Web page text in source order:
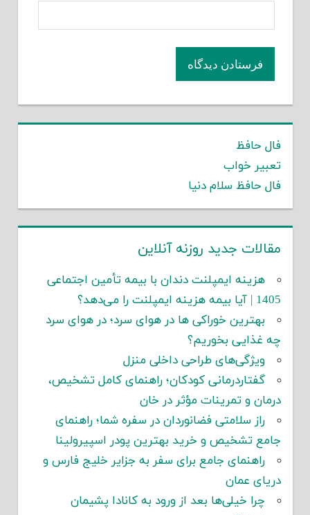
فال حافظ
تعبیر خواب
فال حافظ سلام دنیا
مقالات جدید روزنه آنلاین
هزینه ایمپلنت دندان با بیمه تأمین اجتماعی
1405 | آیا بیمه هزینه ایمپلنت را می‌دهد؟
بهترین خوراکی ها در هوای سرد؛ در هوای سرد
چه غذایی بخوریم؟
ویژگی‌های طراحی داخلی منزل
گفتاردرمانی کودکان؛ راهنمای کامل تشخیص،
درمان و تمرینات مؤثر در خان
راز سلامتی فضانوردان در سفره شما؛ راهنمای
جامع تشخیص و خرید بهترین پودر اسپیرولینا
راهنمای جامع برای سفر به جزایر خلیج فارس و
دریای عمان
چرا خیلی‌ها بعد از ورود به کانادا پشیمان